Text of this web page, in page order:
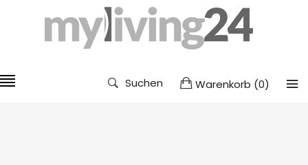
Suchen Warenkorb (0)